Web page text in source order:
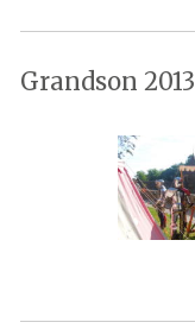
Grandson 2013